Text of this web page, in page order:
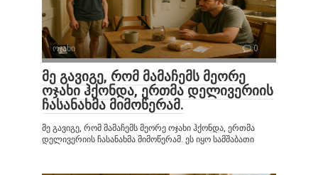
ოჯახი 0
მე გავიგე, რომ მამაჩემს მეორე
ოჯახი ჰქონდა, ერთმა დელივერიის
ჩასანახმა მიმოწერამ.
მე გავიგე, რომ მამაჩემს მეორე ოჯახი ჰქონდა, ერთმა
დელივერიის ჩასანახმა მიმოწერამ. ეს იყო სამშაბათი